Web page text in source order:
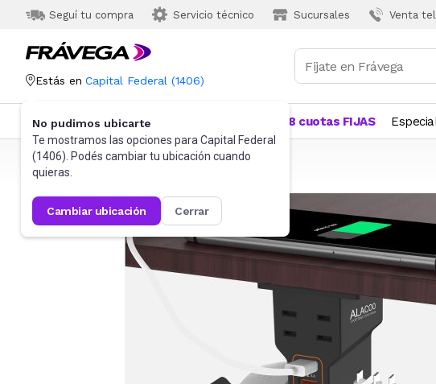
Seguí tu compra Servicio técnico Sucursales Venta
Estás en Capital Federal (1406)
No pudimos ubicarte
Te mostramos las opciones para Capital Federal
(1406). Podés cambiar tu ubicación cuando
quieras.
cambiar ubicación cerrar
Categorías Más Vendidos 18 cuotas FIJAS
Frávega Videojuegos Accesorios